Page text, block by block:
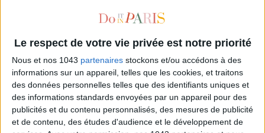
Le respect de votre vie privée est notre priorité
Nous et nos 1043 partenaires stockons et/ou accédons à des
informations sur un appareil, telles que les cookies, et traitons
des données personnelles telles que des identifiants uniques et
des informations standards envoyées par un appareil pour des
publicités et du contenu personnalisés, des mesures de publicité
et de contenu, des études d'audience et le développement de
PICCOLA MIA: THE NEW FESTIVE ITALIAN TABLE